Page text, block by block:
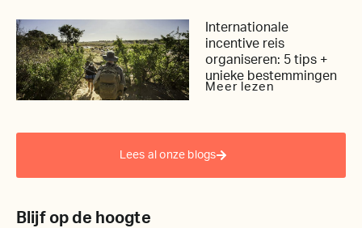
Internationale
incentive reis
organiseren: 5 tips +
unieke bestemmingen
Meer lezen
Lees al onze blogs
Blijf op de hoogte